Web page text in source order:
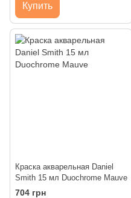
Купить
Краска акварельная Daniel
Smith 15 мл Duochrome Mauve
704 грн